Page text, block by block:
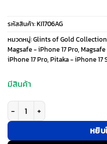
price
was:
2,690
รหัสสินค้า:KI1706AG
หมวดหมู่:Glints of Gold Collection
Magsafe - iPhone 17 Pro,
iPhone 17 Pro, Pitaka - iPhone 17
มีสินค้า
จำนวน Pitaka รุ่น Glints of Gold -
หยิบ